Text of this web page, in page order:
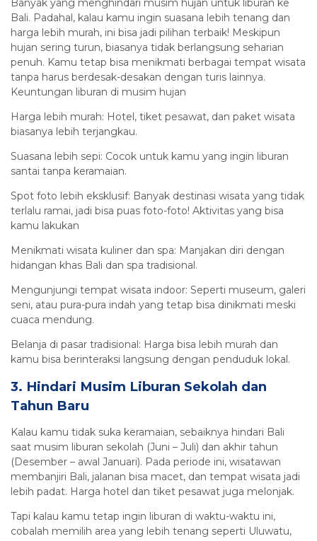
Banyak yang menghindari musim hujan untuk liburan ke
Bali. Padahal, kalau kamu ingin suasana lebih tenang dan
harga lebih murah, ini bisa jadi pilihan terbaik! Meskipun
hujan sering turun, biasanya tidak berlangsung seharian
penuh. Kamu tetap bisa menikmati berbagai tempat wisata
tanpa harus berdesak-desakan dengan turis lainnya.
Keuntungan liburan di musim hujan
Harga lebih murah: Hotel, tiket pesawat, dan paket wisata
biasanya lebih terjangkau.
Suasana lebih sepi: Cocok untuk kamu yang ingin liburan
santai tanpa keramaian.
Spot foto lebih eksklusif: Banyak destinasi wisata yang tidak
terlalu ramai, jadi bisa puas foto-foto! Aktivitas yang bisa
kamu lakukan
Menikmati wisata kuliner dan spa: Manjakan diri dengan
hidangan khas Bali dan spa tradisional.
Mengunjungi tempat wisata indoor: Seperti museum, galeri
seni, atau pura-pura indah yang tetap bisa dinikmati meski
cuaca mendung.
Belanja di pasar tradisional: Harga bisa lebih murah dan
kamu bisa berinteraksi langsung dengan penduduk lokal.
3. Hindari Musim Liburan Sekolah dan
Tahun Baru
Kalau kamu tidak suka keramaian, sebaiknya hindari Bali
saat musim liburan sekolah (Juni – Juli) dan akhir tahun
(Desember – awal Januari). Pada periode ini, wisatawan
membanjiri Bali, jalanan bisa macet, dan tempat wisata jadi
lebih padat. Harga hotel dan tiket pesawat juga melonjak.
Tapi kalau kamu tetap ingin liburan di waktu-waktu ini,
cobalah memilih area yang lebih tenang seperti Uluwatu,